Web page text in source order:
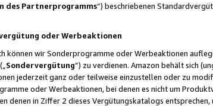
des Partnerprogramms“) beschriebenen
oder Werbeaktionen
können wir Sonderprogramme oder Werbeaktionen
Sondervergütung”) zu verdienen. Amazon behält sich
jederzeit ganz oder teilweise einzustellen oder zu
oder Werbeaktionen, bei denen es nicht um
denen in Ziffer 2 dieses Vergütungskatalogs